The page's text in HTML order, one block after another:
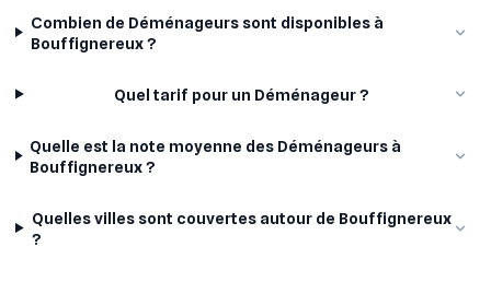
Combien de Déménageurs sont disponibles à
Bouffignereux ?
Quel tarif pour un Déménageur ?
Quelle est la note moyenne des Déménageurs à
Bouffignereux ?
Quelles villes sont couvertes autour de Bouffignereux
?